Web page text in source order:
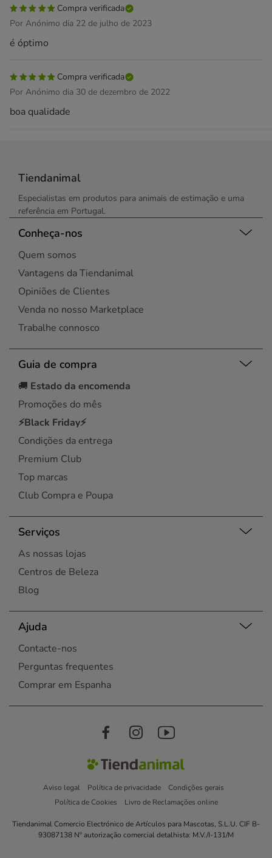
Compra verificada
Por Anónimo dia 22 de julho de 2023
é óptimo
Compra verificada
Por Anónimo dia 30 de dezembro de 2022
boa qualidade
Tiendanimal
Especialistas em produtos para animais de estimação e uma
referência em Portugal.
Conheça-nos
Quem somos
Vantagens da Tiendanimal
Opiniões de Clientes
Venda no nosso Marketplace
Trabalhe connosco
Guia de compra
🚚 Estado da encomenda
Promoções do mês
⚡Black Friday⚡
Condições da entrega
Premium Club
Top marcas
Club Compra e Poupa
Serviços
As nossas lojas
Centros de Beleza
Blog
Ajuda
Contacte-nos
Perguntas frequentes
Comprar em Espanha
Aviso legal Política de privacidade
Condições gerais
Política de Cookies
Livro de Reclamações online
Tiendanimal Comercio Electrónico de Artículos para Mascotas, S.L.U. CIF B-
93087138 Nº autorização comercial detalhista: M.V./I-131/M